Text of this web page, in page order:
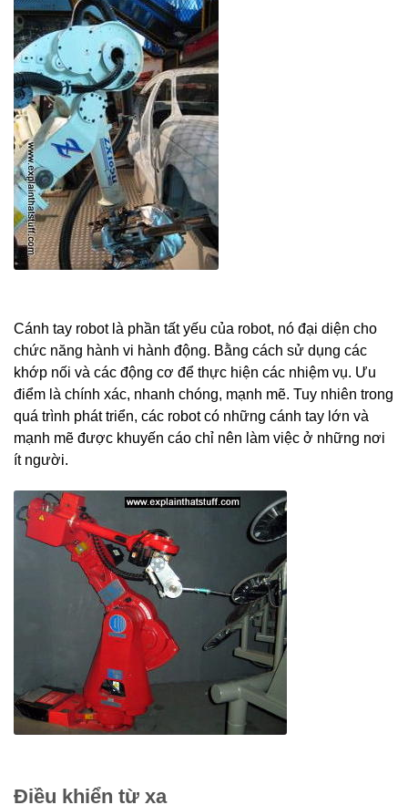
Cánh tay robot là phần tất yếu của robot, nó đại diện cho
chức năng hành vi hành động. Bằng cách sử dụng các
khớp nối và các động cơ để thực hiện các nhiệm vụ. Ưu
điểm là chính xác, nhanh chóng, mạnh mẽ. Tuy nhiên trong
quá trình phát triển, các robot có những cánh tay lớn và
mạnh mẽ được khuyến cáo chỉ nên làm việc ở những nơi
ít người.
Điều khiển từ xa